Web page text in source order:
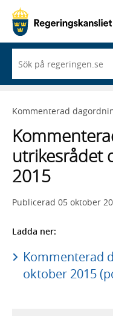
du
börjar
skriva
framträder
lista
med
sökförslag
Kommenterad
utrikesrådet
2015
Publicerad 05 oktober
Ladda ner:
Kommenterad
oktober 2015